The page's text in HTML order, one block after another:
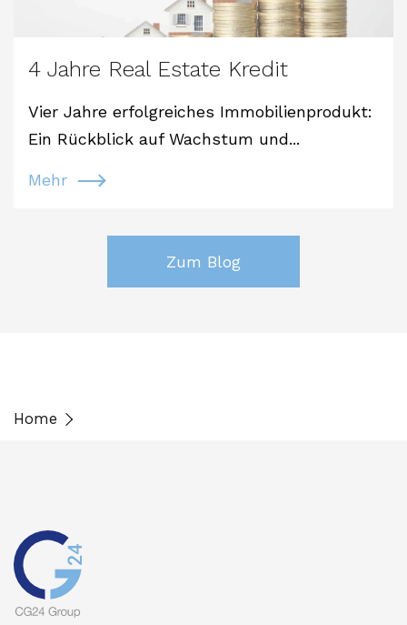
4 Jahre Real Estate Kredit
Vier Jahre erfolgreiches Immobilienprodukt:
Ein Rückblick auf Wachstum und...
Mehr
Zum Blog
Home